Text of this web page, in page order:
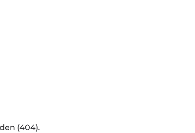
(404).